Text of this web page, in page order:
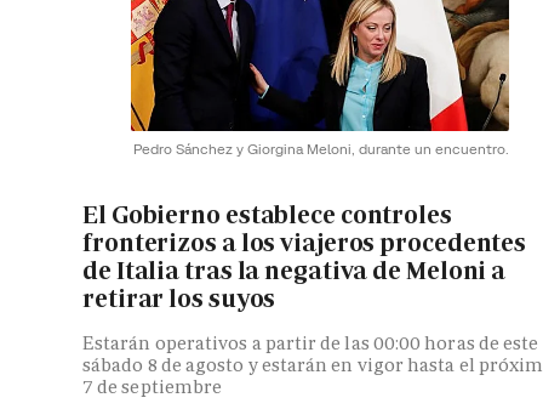
Pedro Sánchez y Giorgina Meloni, durante un encuentro.
El Gobierno establece controles
fronterizos a los viajeros procedentes
de Italia tras la negativa de Meloni a
retirar los suyos
Estarán operativos a partir de las 00:00 horas de este
sábado 8 de agosto y estarán en vigor hasta el
7 de septiembre